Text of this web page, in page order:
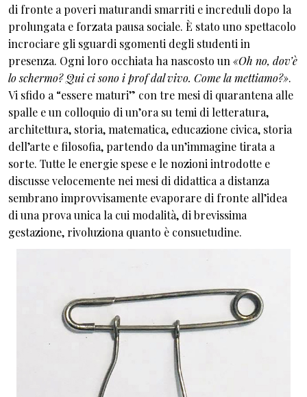
di fronte a poveri maturandi smarriti e increduli dopo la
prolungata e forzata pausa sociale. È stato uno spettacolo
incrociare gli sguardi sgomenti degli studenti in
presenza. Ogni loro occhiata ha nascosto un «Oh no, dov’è
lo schermo? Qui ci sono i prof dal vivo. Come la mettiamo?».
Vi sfido a “essere maturi” con tre mesi di quarantena alle
spalle e un colloquio di un’ora su temi di letteratura,
architettura, storia, matematica, educazione civica, storia
dell’arte e filosofia, partendo da un’immagine tirata a
sorte. Tutte le energie spese e le nozioni introdotte e
discusse velocemente nei mesi di didattica a distanza
sembrano improvvisamente evaporare di fronte all’idea
di una prova unica la cui modalità, di brevissima
gestazione, rivoluziona quanto è consuetudine.